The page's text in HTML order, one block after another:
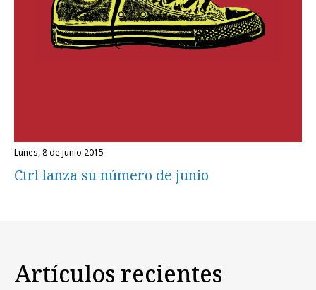
lunes, 8 de junio 2015
Ctrl lanza su número de junio
Artículos recientes